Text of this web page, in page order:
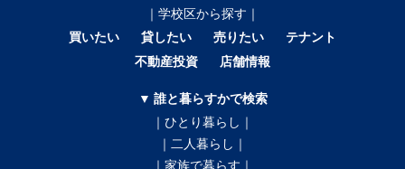
｜学校区から探す｜
買いたい
貸したい 売りたい
テナント
不動産投資
店舗情報
▼ 誰と暮らすかで検索
｜ひとり暮らし｜
｜二人暮らし｜
｜家族で暮らす｜